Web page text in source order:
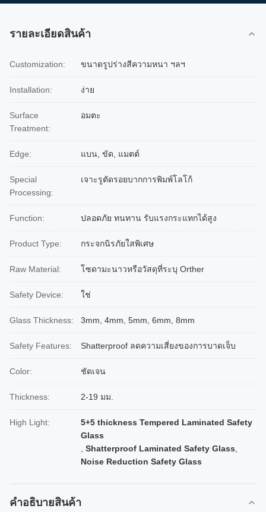
รายละเอียดสินค้า
Customization: ขนาดรูปร่างสีความหนา ฯลฯ
Installation: ง่าย
Surface
Treatment:
อมตะ
Edge: แบน, ขัด, แมตต์
Special
Processing:
เจาะรูตัดรอยบากการพิมพ์โลโก้
Function: ปลอดภัย ทนทาน รับแรงกระแทกได้สูง
Product Type: กระจกนิรภัยใสพิเศษ
Raw Material: โซดามะนาวหรือวัสดุที่ระบุ Orther
Safety Device: ใช่
Glass Thickness: 3mm, 4mm, 5mm, 6mm, 8mm
Safety Features: Shatterproof ลดความเสี่ยงของการบาดเจ็บ
Color: ชัดเจน
Thickness: 2-19 มม.
High Light:
5+5 thickness Tempered Laminated Safety
Glass
Shatterproof Laminated Safety Glass
Noise Reduction Safety Glass
คําอธิบายสินค้า